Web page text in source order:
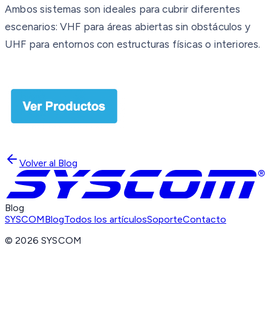
Ambos sistemas son ideales para cubrir diferentes
escenarios: VHF para áreas abiertas sin obstáculos y
UHF para entornos con estructuras físicas o interiores.
Volver al Blog
Blog
SYSCOMBlogTodos los artículosSoporteContacto
©2026 SYSCOM